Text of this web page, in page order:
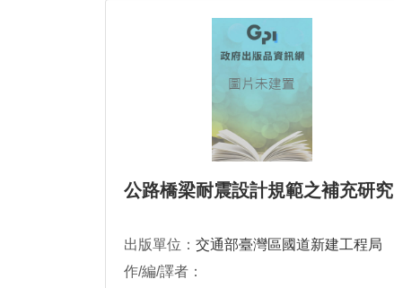
公路橋梁耐震設計規範之補充研究
出版單位： 交通部臺灣區國道新建工程局
作/編/譯者：